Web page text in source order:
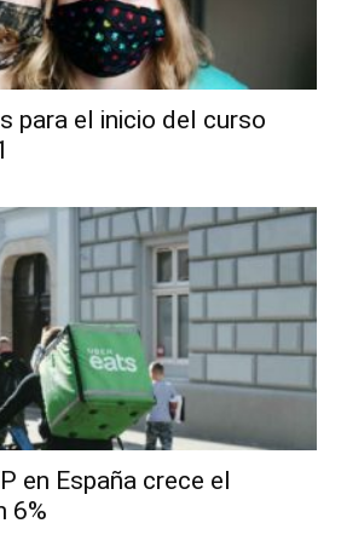
para el inicio del curso
en España crece el
6%